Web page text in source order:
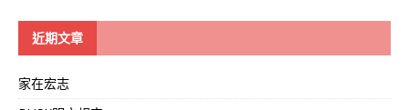
近期文章
家在宏志